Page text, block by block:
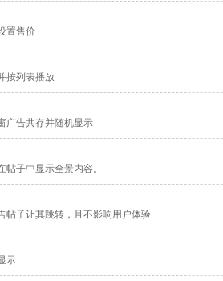
置售价
按列表播放
广告共存并随机显示
子中显示全景内容。
帖子让其跳转，且不影响用户体验
示